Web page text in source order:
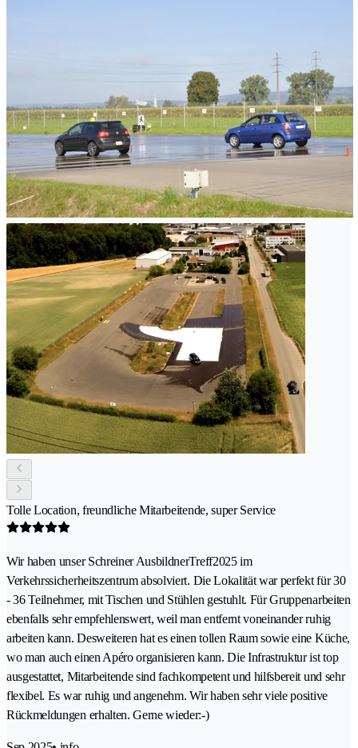
Tolle Location, freundliche Mitarbeitende, super Service
Wir haben unser Schreiner AusbildnerTreff2025 im
Verkehrssicherheitszentrum absolviert. Die Lokalität war perfekt für 30
- 36 Teilnehmer, mit Tischen und Stühlen gestuhlt. Für Gruppenarbeiten
ebenfalls sehr empfehlenswert, weil man entfernt voneinander ruhig
arbeiten kann. Desweiteren hat es einen tollen Raum sowie eine Küche,
wo man auch einen Apéro organisieren kann. Die Infrastruktur ist top
ausgestattet, Mitarbeitende sind fachkompetent und hilfsbereit und sehr
flexibel. Es war ruhig und angenehm. Wir haben sehr viele positive
Rückmeldungen erhalten. Gerne wieder:-)